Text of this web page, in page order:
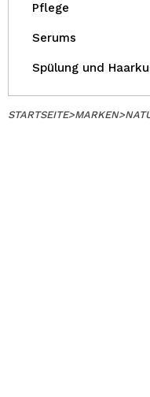
Pflege
Serums
Spülung und
STARTSEITE>MARKEN>